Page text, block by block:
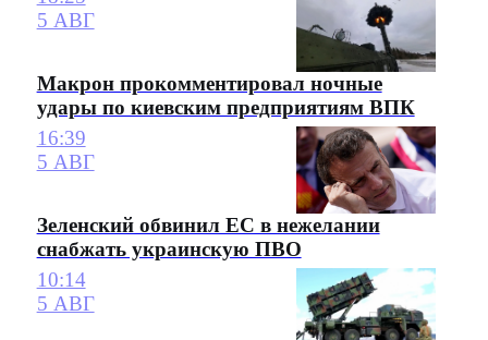
5 АВГ
Макрон прокомментировал ночные
удары по киевским предприятиям ВПК
16:39
5 АВГ
Зеленский обвинил ЕС в нежелании
снабжать украинскую ПВО
10:14
5 АВГ